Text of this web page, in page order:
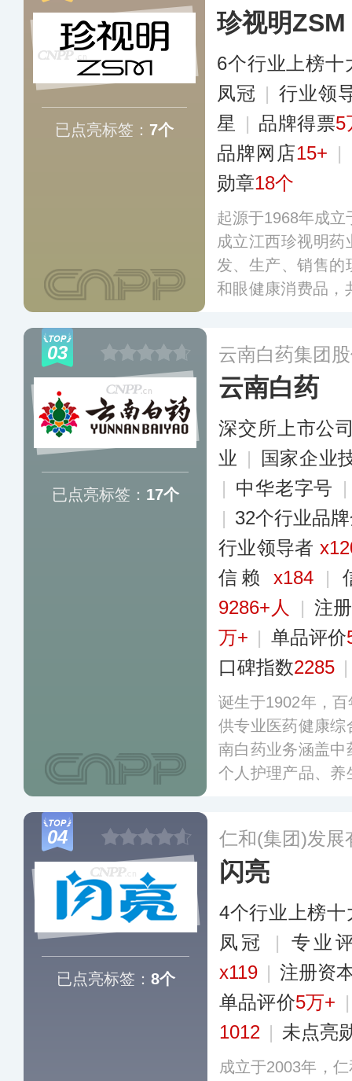
已点亮标签： 7个
珍视明ZSM
6个行业上榜十
凤冠 | 行业领
星
| 品牌得票5
品牌网店15+ |
勋章18个
起源于1968年成
成立江西珍视明
发、生产、销售的
和眼健康消费品，
置，现属浙江康恩
03
已点亮标签： 17个
云南白药集团
云南白药
深交所上市公
业 |
国家企业
| 中华老字号
| 32个行业品
行业领导者
信赖 x184 |
9286+人
| 注
万+ | 单品评价
口碑指数2285
诞生于1902年，
供专业医药健康
南白药业务涵盖
个人护理产品、
美誉度。更多
04
已点亮标签： 8个
仁和(集团)发展
闪亮
4个行业上榜十
凤冠
|
专业
x119 | 注册资
单品评价5万+
1012 | 未点亮
成立于2003年，